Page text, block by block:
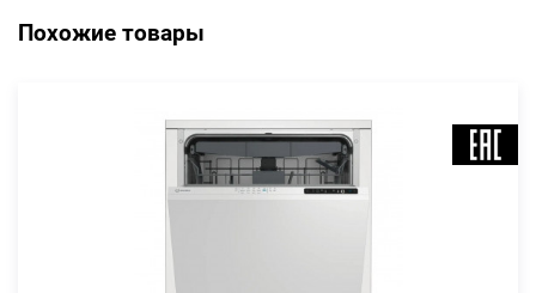
Похожие товары